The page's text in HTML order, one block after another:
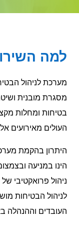
למה
מערכת לניהול
מסגרת מובנית
בטיחות ומחלות
העולים מאירועים
היתרון בהקמת
הינו במניעה
ניהול פרואקטיבי
לניהול הבטיחות
העובדים וההנהלה